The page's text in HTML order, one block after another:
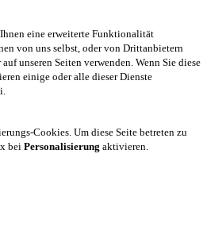
eine erweiterte Funktionalität
von uns selbst, oder von Drittanbietern
unseren Seiten verwenden. Wenn Sie diese
einige oder alle dieser Dienste
Cookies. Um diese Seite betreten zu
bei Personalisierung aktivieren.